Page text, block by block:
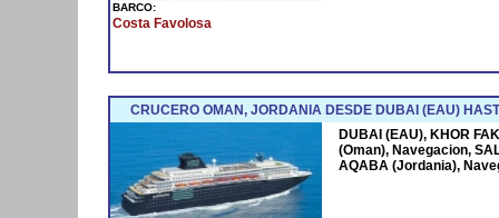
BARCO:
Costa Favolosa
CRUCERO OMAN, JORDANIA DESDE DUBAI (EAU)
DUBAI (EAU), KHOR
(Oman), Navegacion,
AQABA (Jordania),